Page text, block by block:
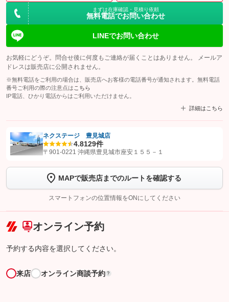
まずは在庫確認・見積り依頼
無料電話でお問い合わせ
LINEでお問い合わせ
お気軽にどうぞ。問合せ後に何度もご連絡が届くことはありません。 メールア
ドレスは販売店に公開されません。
※無料電話をご利用の場合は、販売店へお客様の電話番号が通知されます。無料電話
番号ご利用の際の注意点は こちら
IP電話、ひかり電話からはご利用いただけません。
詳細はこちら
【STEP1】認証画面でグーネットを友だち追加してから「許可する」ボタンを押
トーク画面で
ボタンをタップして問い合わせを
完了してください。
こちら
ネクステージ 豊見城店
4.8129件
〒901-0221 沖縄県豊見城市座安１５５－１
MAPで販売店までのルートを確認する
スマートフォンの位置情報をONにしてください
オンライン予約
予約する内容を選択してください。
来店 オンライン商談予約 ?